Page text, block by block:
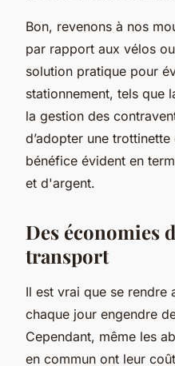
Bon, revenons à nos
par rapport aux vélos
solution pratique pour
stationnement, tels que
la gestion des
d’adopter une
bénéfice évident en
et d'argent.
Des économies
transport
Il est vrai que se rendre
chaque jour engendre
Cependant, même les
en commun ont leur